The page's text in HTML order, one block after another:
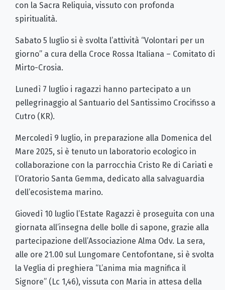
con la Sacra Reliquia, vissuto con profonda
spiritualità.
Sabato 5 luglio si è svolta l’attività “Volontari per un
giorno” a cura della Croce Rossa Italiana – Comitato di
Mirto-Crosia.
Lunedì 7 luglio i ragazzi hanno partecipato a un
pellegrinaggio al Santuario del Santissimo Crocifisso a
Cutro (KR).
Mercoledì 9 luglio, in preparazione alla Domenica del
Mare 2025, si è tenuto un laboratorio ecologico in
collaborazione con la parrocchia Cristo Re di Cariati e
l’Oratorio Santa Gemma, dedicato alla salvaguardia
dell’ecosistema marino.
Giovedì 10 luglio l’Estate Ragazzi è proseguita con una
giornata all’insegna delle bolle di sapone, grazie alla
partecipazione dell’Associazione Alma Odv. La sera,
alle ore 21.00 sul Lungomare Centofontane, si è svolta
la Veglia di preghiera “L’anima mia magnifica il
Signore” (Lc 1,46), vissuta con Maria in attesa della